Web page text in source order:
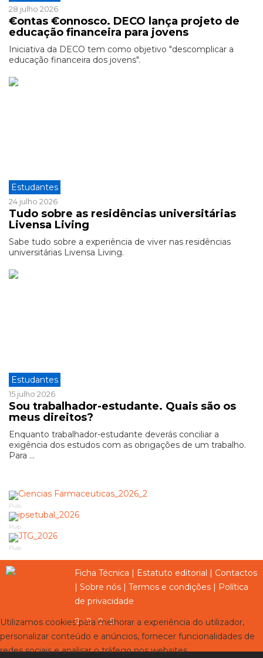
28 julho 2026
€ontas €onnosco. DECO lança projeto de
educação financeira para jovens
Iniciativa da DECO tem como objetivo "descomplicar a
educação financeira dos jovens".
Estudantes
24 julho 2026
Tudo sobre as residências universitárias
Livensa Living
Sabe tudo sobre a experiência de viver nas residências
universitárias Livensa Living.
Estudantes
15 julho 2026
Sou trabalhador-estudante. Quais são os
meus direitos?
Enquanto trabalhador-estudante deverás conciliar a
exigência dos estudos com as obrigações de um trabalho.
Para ...
Pub
Pub
Pub
Ficha Técnica | Estatuto editorial | Contactos
| Sobre nós | Termos e condições | Política
de privacidade
Utilizamos cookies para melhorar a experiência do utilizador,
personalizar conteúdo e anúncios, fornecer funcionalidades de
redes sociais e analisar o tráfego nos websites.